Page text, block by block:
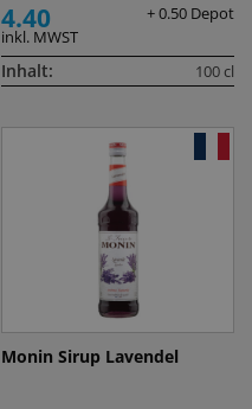
4.40
+ 0.50 Depot
inkl. MWST
Inhalt: 100 cl
Monin Sirup Lavendel